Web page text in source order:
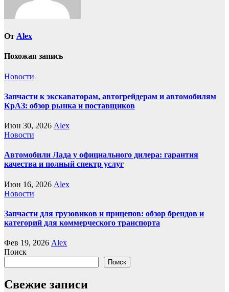
От Alex
Похожая запись
Новости
Запчасти к экскаваторам, автогрейдерам и автомобилям
КрАЗ: обзор рынка и поставщиков
Июн 30, 2026 Alex
Новости
Автомобили Лада у официального дилера: гарантия
качества и полный спектр услуг
Июн 16, 2026 Alex
Новости
Запчасти для грузовиков и прицепов: обзор брендов и
категорий для коммерческого транспорта
Фев 19, 2026 Alex
Поиск
Поиск
Свежие записи